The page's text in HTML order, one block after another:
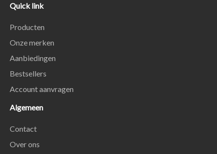
Quick link
Producten
Onze merken
Aanbiedingen
Bestsellers
Account aanvragen
Algemeen
Contact
Over ons